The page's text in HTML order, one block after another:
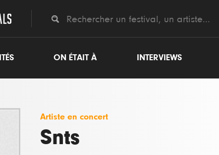
ON ÉTAIT À INTERVIEWS
Artiste en concert
Snts